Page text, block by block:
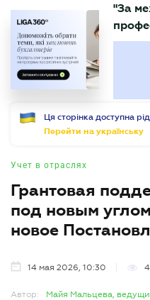
БУХГАЛТЕР
"За
Ця сторінка доступна
Перейти на українську
Учет в отраслях
Грантовая
под новым
новое
14 мая 2026, 10:30
Автор:
Майя Мальцева,